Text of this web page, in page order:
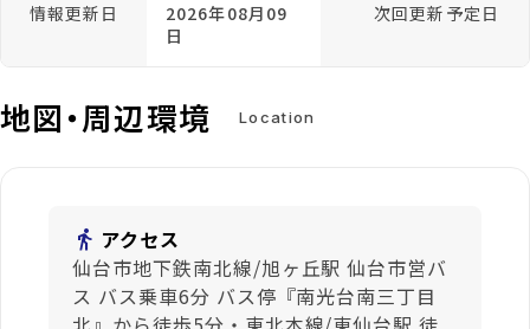
情報更新日
2026年08月09
日
次回更新予定日
地図・周辺環境 Location
directions_walk アクセス
仙台市地下鉄南北線/旭ヶ丘駅 仙台市営バ
ス バス乗車6分 バス停『南光台南三丁目